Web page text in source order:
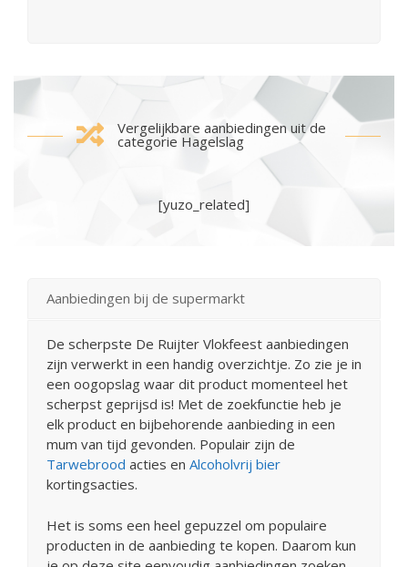
Vergelijkbare aanbiedingen uit de
categorie Hagelslag
[yuzo_related]
Aanbiedingen bij de supermarkt
De scherpste De Ruijter Vlokfeest aanbiedingen
zijn verwerkt in een handig overzichtje. Zo zie je in
een oogopslag waar dit product momenteel het
scherpst geprijsd is! Met de zoekfunctie heb je
elk product en bijbehorende aanbieding in een
mum van tijd gevonden. Populair zijn de
Tarwebrood acties en Alcoholvrij bier
kortingsacties.
Het is soms een heel gepuzzel om populaire
producten in de aanbieding te kopen. Daarom kun